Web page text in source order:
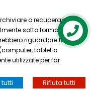
CASSA CERCA
o recuperare
sotto forma di
riguardare te, le tue
tablet o
utilizzate per far
Rifiuta tutti
Contact us